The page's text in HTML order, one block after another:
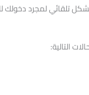
بشكل تلقائي لمجرد
التالية: